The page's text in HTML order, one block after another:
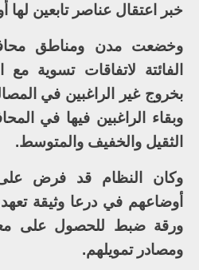
خبر اعتقال عناصر تابعين لها
وخضعت مدن ومناطق
الفائتة لاتفاقات تسوية
بخروج غير الراغبين في
وبقاء الراغبين فيها في
الثقيل والخفيف والمتوسط.
وكان النظام قد فرض
ورقة ضبط للحصول على
ومصادر تمويلهم.